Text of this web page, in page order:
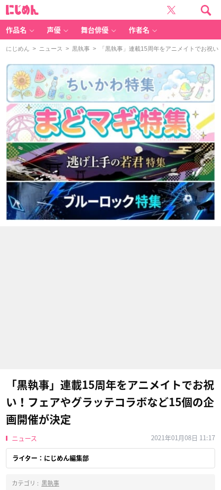
作品名 声優 舞台俳優 作者名
にじめん > ニュース > 黒執事 > 「黒執事」連載15周年をアニメイトでお祝
「黒執事」連載15周年をアニメイトでお祝
い！フェアやグラッテコラボなど15個の企
画開催が決定
ニュース 2021年01月08日 11:17
ライター：にじめん編集部
カテゴリ : 黒執事